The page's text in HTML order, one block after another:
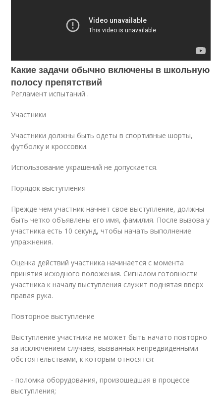
Какие задачи обычно включены в школьную
полосу препятствий
Регламент испытаний .
Участники
Участники должны быть одеты в спортивные шорты,
футболку и кроссовки.
Использование украшений не допускается.
Порядок выступления
Прежде чем участник начнет свое выступление, должны
быть четко объявлены его имя, фамилия. После вызова у
участника есть 10 секунд, чтобы начать выполнение
упражнения.
Оценка действий участника начинается с момента
принятия исходного положения. Сигналом готовности
участника к началу выступления служит поднятая вверх
правая рука.
Повторное выступление
Выступление участника не может быть начато повторно
за исключением случаев, вызванных непредвиденными
обстоятельствами, к которым относятся:
- поломка оборудования, произошедшая в процессе
выступления;